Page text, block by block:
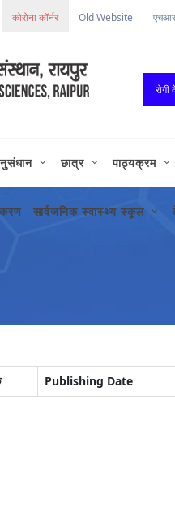
Old Website एचआर
छात्र पाठ्यक्रम
सार्वजनिक स्वास्थ्य स्कूल
Publishing Date